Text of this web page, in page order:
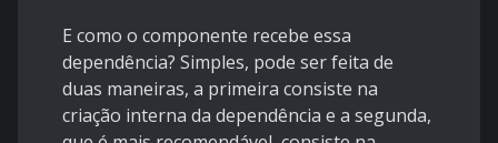
E como o componente recebe essa
dependência? Simples, pode ser feita de
duas maneiras, a primeira consiste na
criação interna da dependência e a segunda,